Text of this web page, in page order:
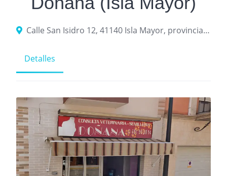
Calle San Isidro 12, 41140 Isla Mayor, provincia de Sevilla, España
Detalles